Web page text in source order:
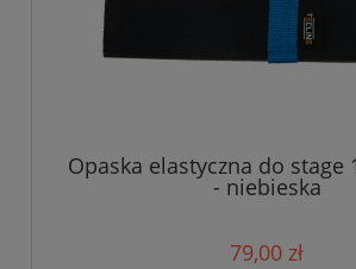
Opaska elastyczna do stage
- niebieska
79,00 zł